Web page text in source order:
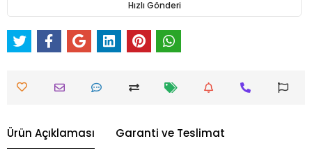
Hızlı Gönderi
Ürün Açıklaması Garanti ve Teslimat